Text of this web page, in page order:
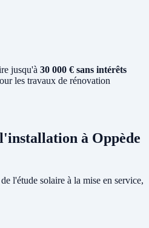
jusqu'à 30 000 € sans intérêts
les travaux de rénovation
à Oppède
l'étude solaire à la mise en service,